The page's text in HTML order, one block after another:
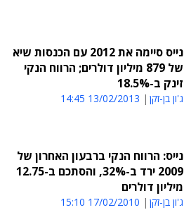
נייס סיימה את 2012 עם הכנסות שיא
של 879 מיליון דולרים; הרווח הנקי
זינק ב-18.5%
ג'ון בן-זקן 13/02/2013 14:45
נייס: הרווח הנקי ברבעון האחרון של
2009 ירד ב-32%, והסתכם ב-12.75
מיליון דולרים
ג'ון בן-זקן 17/02/2010 15:10